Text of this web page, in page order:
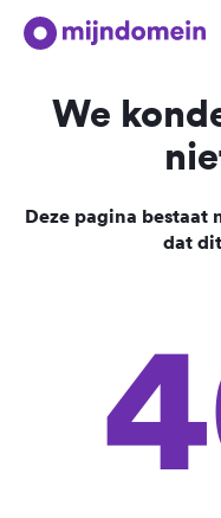
We
Deze pagina bestaat
dat